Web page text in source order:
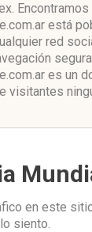
Encontramos
está
red
es un
visitantes
en este
siento.